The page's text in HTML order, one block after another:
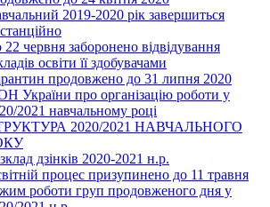
2019-2020 рік завершиться
22 червня заборонено відвідування
освіти її здобувачами
продовжено до 31 липня 2020
України про організацію роботи у
2021 навчальному році
2020/2021 НАВЧАЛЬНОГО
дзінків 2020-2021 н.р.
процес призупинено до 11 травня
роботи груп продовженого дня у